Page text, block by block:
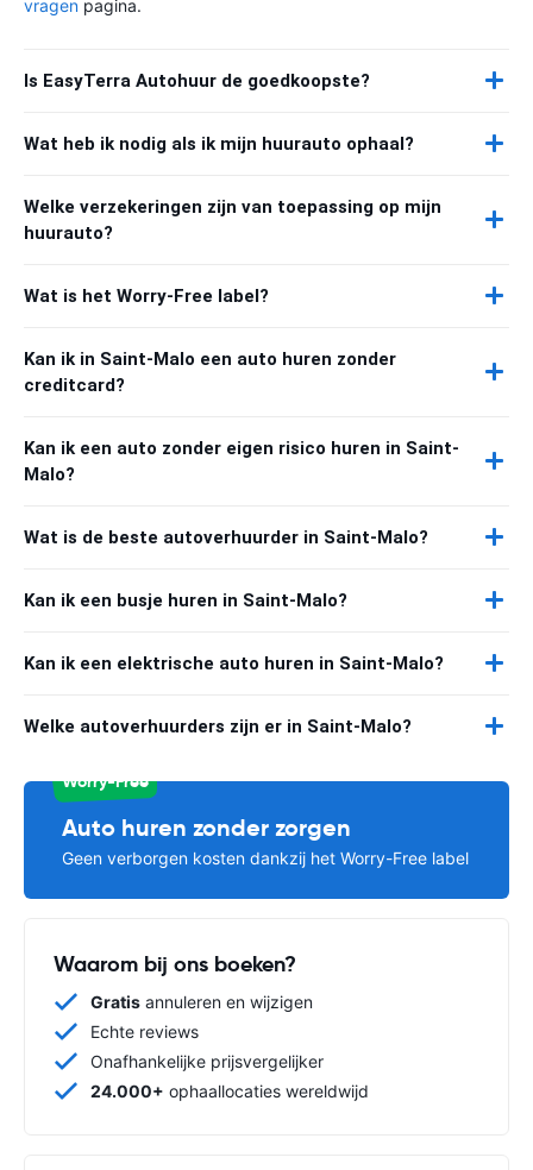
vragen pagina.
Is EasyTerra Autohuur de goedkoopste?
Wat heb ik nodig als ik mijn huurauto ophaal?
Welke verzekeringen zijn van toepassing op mijn
huurauto?
Wat is het Worry-Free label?
Kan ik in Saint-Malo een auto huren zonder
creditcard?
Kan ik een auto zonder eigen risico huren in Saint-
Malo?
Wat is de beste autoverhuurder in Saint-Malo?
Kan ik een busje huren in Saint-Malo?
Kan ik een elektrische auto huren in Saint-Malo?
Welke autoverhuurders zijn er in Saint-Malo?
Worry-Free
Auto huren zonder zorgen
Geen verborgen kosten dankzij het Worry-Free label
Waarom bij ons boeken?
Gratis annuleren en wijzigen
Echte reviews
Onafhankelijke prijsvergelijker
24.000+ ophaallocaties wereldwijd